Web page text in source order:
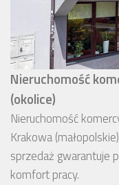
Nieruchomość
(okolice)
Nieruchomość
Krakowa
sprzedaż gwarantuje
komfort pracy.